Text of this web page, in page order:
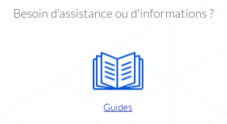
Besoin d'assistance ou d'informations ?
Guides